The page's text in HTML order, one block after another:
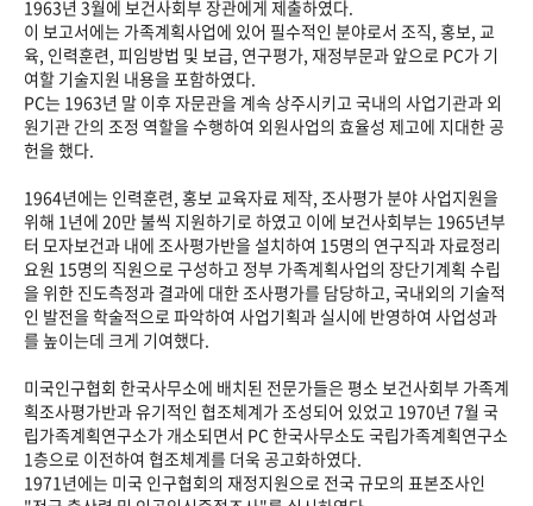
1963년 3월에 보건사회부 장관에게 제출하였다.
이 보고서에는 가족계획사업에 있어 필수적인 분야로서 조직, 홍보, 교
육, 인력훈련, 피임방법 및 보급, 연구평가, 재정부문과 앞으로 PC가 기
여할 기술지원 내용을 포함하였다.
PC는 1963년 말 이후 자문관을 계속 상주시키고 국내의 사업기관과 외
원기관 간의 조정 역할을 수행하여 외원사업의 효율성 제고에 지대한 공
헌을 했다.
1964년에는 인력훈련, 홍보 교육자료 제작, 조사평가 분야 사업지원을
위해 1년에 20만 불씩 지원하기로 하였고 이에 보건사회부는 1965년부
터 모자보건과 내에 조사평가반을 설치하여 15명의 연구직과 자료정리
요원 15명의 직원으로 구성하고 정부 가족계획사업의 장단기계획 수립
을 위한 진도측정과 결과에 대한 조사평가를 담당하고, 국내외의 기술적
인 발전을 학술적으로 파악하여 사업기획과 실시에 반영하여 사업성과
를 높이는데 크게 기여했다.
미국인구협회 한국사무소에 배치된 전문가들은 평소 보건사회부 가족계
획조사평가반과 유기적인 협조체계가 조성되어 있었고 1970년 7월 국
립가족계획연구소가 개소되면서 PC 한국사무소도 국립가족계획연구소
1층으로 이전하여 협조체계를 더욱 공고화하였다.
1971년에는 미국 인구협회의 재정지원으로 전국 규모의 표본조사인